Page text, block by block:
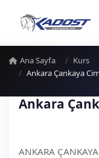
Ana Sayfa Kurs
Ankara Çankaya
Ankara
ANKARA